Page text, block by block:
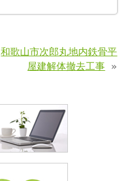
和歌山市次郎丸地内鉄骨平
屋建解体撤去工事 »